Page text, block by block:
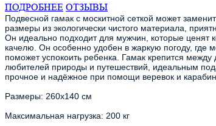
ПОДРОБНЕЕ ОТЗЫВЫ
Подвесной гамак с москитной сеткой может
размеры из экологически чистого материала,
Он идеально подходит для мужчин, которые ценят
качелю. Он особенно удобен в жаркую погоду, где
поможет успокоить ребенка. Гамак крепится
любителей природы и путешествий, идеальным
прочное и надёжное при помощи веревок и
Размеры: 260х140 см
Максимальная нагрузка: 200 кг